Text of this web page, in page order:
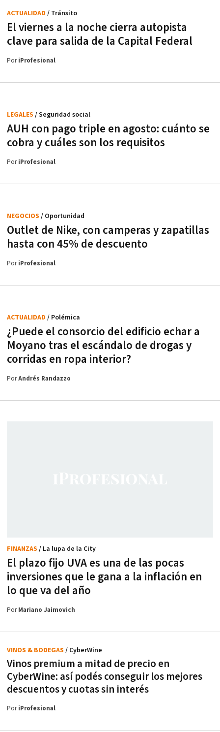
El viernes a la noche cierra autopista
clave para salida de la Capital Federal
ACTUALIDAD / Tránsito
PoriProfesional
AUH con pago triple en agosto: cuánto se
cobra y cuáles son los requisitos
LEGALES / Seguridad social
PoriProfesional
Outlet de Nike, con camperas y zapatillas
hasta con 45% de descuento
NEGOCIOS / Oportunidad
PoriProfesional
¿Puede el consorcio del edificio echar a
Moyano tras el escándalo de drogas y
corridas en ropa interior?
ACTUALIDAD / Polémica
PorAndrés Randazzo
El plazo fijo UVA es una de las pocas
inversiones que le gana a la inflación en
lo que va del año
FINANZAS / La lupa de la City
PorMariano Jaimovich
Vinos premium a mitad de precio en
CyberWine: así podés conseguir los mejores
descuentos y cuotas sin interés
VINOS & BODEGAS / CyberWine
PoriProfesional